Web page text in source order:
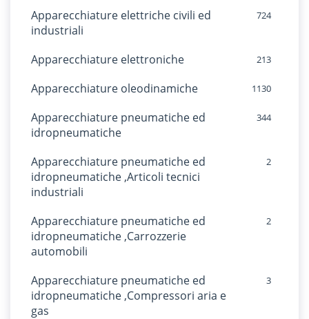
Apparecchiature elettriche civili ed
industriali
724
Apparecchiature elettroniche 213
Apparecchiature oleodinamiche 1130
Apparecchiature pneumatiche ed
idropneumatiche
344
Apparecchiature pneumatiche ed
idropneumatiche ,Articoli tecnici
industriali
2
Apparecchiature pneumatiche ed
idropneumatiche ,Carrozzerie
automobili
2
Apparecchiature pneumatiche ed
idropneumatiche ,Compressori aria e
gas
3